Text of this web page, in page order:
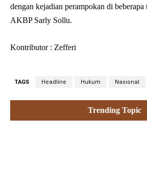
dengan kejadian perampokan di
AKBP Sarly Sollu.
Kontributor : Zefferi
TAGS Headline Hukum Nasional
Trending Topic